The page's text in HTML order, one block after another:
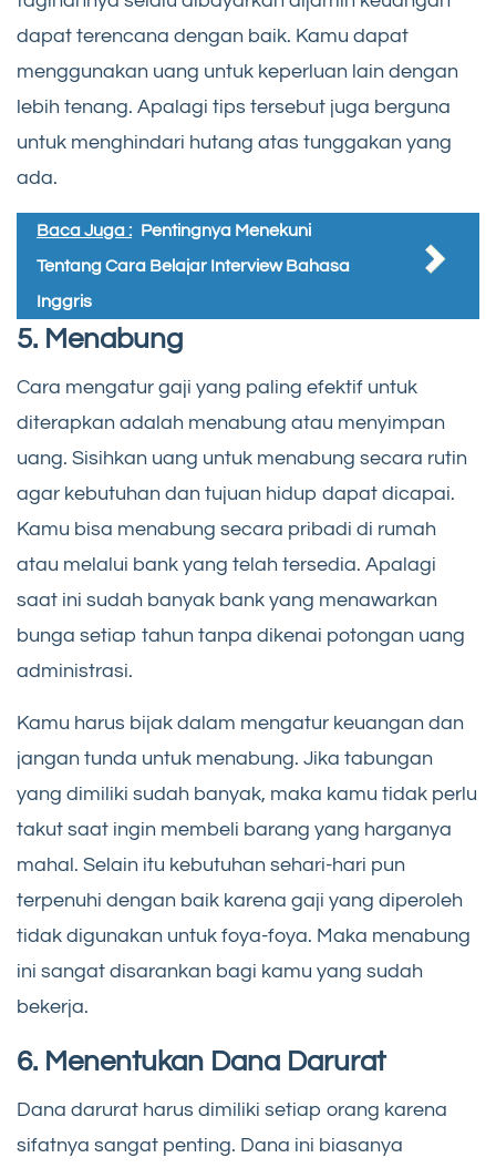
dapat terencana dengan baik. Kamu dapat
menggunakan uang untuk keperluan lain dengan
lebih tenang. Apalagi tips tersebut juga berguna
untuk menghindari hutang atas tunggakan yang
ada.
Baca Juga : Pentingnya Menekuni
Tentang Cara Belajar Interview Bahasa
Inggris
5. Menabung
Cara mengatur gaji yang paling efektif untuk
diterapkan adalah menabung atau menyimpan
uang. Sisihkan uang untuk menabung secara rutin
agar kebutuhan dan tujuan hidup dapat dicapai.
Kamu bisa menabung secara pribadi di rumah
atau melalui bank yang telah tersedia. Apalagi
saat ini sudah banyak bank yang menawarkan
bunga setiap tahun tanpa dikenai potongan uang
administrasi.
Kamu harus bijak dalam mengatur keuangan dan
jangan tunda untuk menabung. Jika tabungan
yang dimiliki sudah banyak, maka kamu tidak perlu
takut saat ingin membeli barang yang harganya
mahal. Selain itu kebutuhan sehari-hari pun
terpenuhi dengan baik karena gaji yang diperoleh
tidak digunakan untuk foya-foya. Maka menabung
ini sangat disarankan bagi kamu yang sudah
bekerja.
6. Menentukan Dana Darurat
Dana darurat harus dimiliki setiap orang karena
sifatnya sangat penting. Dana ini biasanya